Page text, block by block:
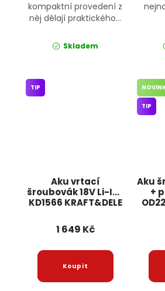
kompaktní provedení z
něj dělají praktického...
Skladem
Aku vrtací
šroubovák 18V Li-Ion
KD1566 KRAFT&DELE
TIP
1 649 Kč
Aku
+
TIP